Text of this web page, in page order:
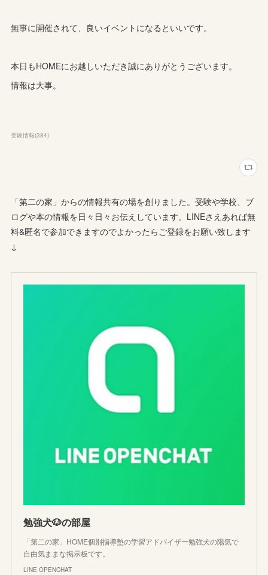
無事に開催されて、良いイベントになるといいです。
本日もHOMEにお越しいただき誠にありがとうございます。
情報は大事。
受験情報(384)
「第二の家」からの情報共有の場を創りました。受験や学校、ブ
ログや本の情報を日々日々お伝えしています。LINEさえあれば無
料&匿名で参加できますのでよかったらご登録をお願い致します
↓
勉強犬🐶の部屋
「第二の家」HOME個別指導塾の学習アドバイザー勉強犬の陽気で
自由気ままな掲示板です。
LINE OPENCHAT